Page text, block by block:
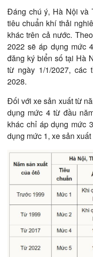
Đáng chú ý, Hà Nội và
tiêu chuẩn khí thải
khác trên cả nước.
2022 sẽ áp dụng mức
đăng ký biển số tại Hà
từ ngày 1/1/2027, các
2028.
Đối với xe sản xuất từ
dụng mức 4 từ đầu
khác chỉ áp dụng mức
dụng mức 1, xe sản